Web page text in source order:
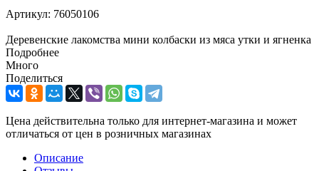
Артикул: 76050106
Деревенские лакомства мини колбаски из мяса утки и ягненка
Подробнее
Много
Поделиться
Цена действительна только для интернет-магазина и может
отличаться от цен в розничных магазинах
Описание